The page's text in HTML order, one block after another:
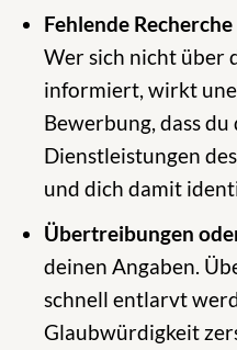
Fehlende
Wer sich nicht über
informiert, wirkt
Bewerbung, dass
Dienstleistungen
und dich damit
Übertreibungen
deinen Angaben.
schnell entlarvt
Glaubwürdigkeit